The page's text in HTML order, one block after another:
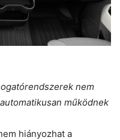
nem
működnek
hiányozhat a